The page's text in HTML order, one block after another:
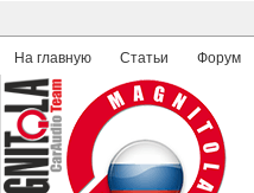
На главную Статьи Форум